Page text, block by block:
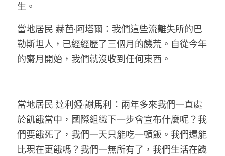
生。
當地居民 赫芭·阿塔爾：我們這些流離失所的巴
勒斯坦人，已經經歷了三個月的饑荒。自從今年
的齋月開始，我們就沒收到任何東西。
當地居民 達利婭·謝馬利：兩年多來我們一直處
於飢餓當中，國際組織下一步會宣布什麼呢？我
們要餓死了，我們一天只能吃一頓飯。我們還能
比現在更餓嗎？我們一無所有了，我們生活在饑